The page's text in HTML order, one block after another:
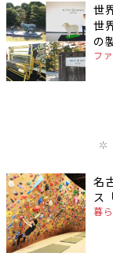
世
世
の
フ
名
ス
暮